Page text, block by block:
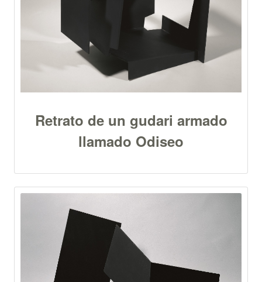
Retrato de un gudari armado
llamado Odiseo